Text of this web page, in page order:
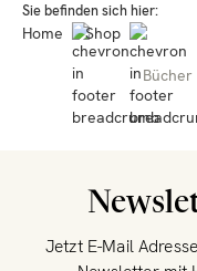
Sie befinden sich hier:
Home Shop
Bücher
Jetzt E-Mail